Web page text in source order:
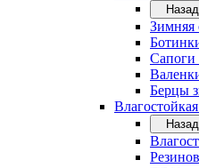
Назад
Зимняя
Сапоги
Берцы
Назад